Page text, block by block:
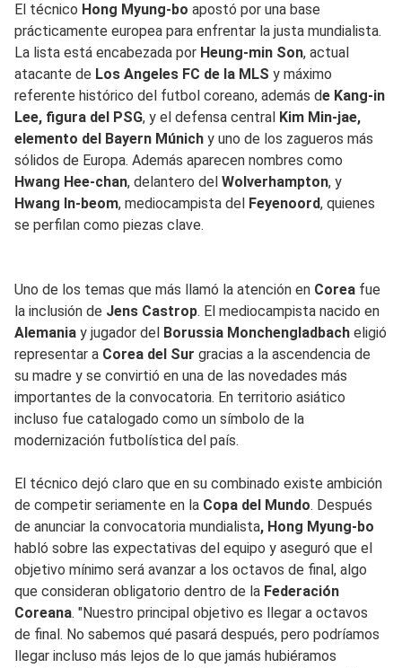
El técnico Hong Myung-bo apostó por una base
prácticamente europea para enfrentar la justa mundialista.
La lista está encabezada por Heung-min Son, actual
atacante de Los Angeles FC de la MLS y máximo
referente histórico del futbol coreano, además de Kang-in
Lee, figura del PSG, y el defensa central Kim Min-jae,
elemento del Bayern Múnich y uno de los zagueros más
sólidos de Europa. Además aparecen nombres como
Hwang Hee-chan, delantero del Wolverhampton, y
Hwang In-beom, mediocampista del Feyenoord, quienes
se perfilan como piezas clave.
Uno de los temas que más llamó la atención en Corea fue
la inclusión de Jens Castrop. El mediocampista nacido en
Alemania y jugador del Borussia Monchengladbach eligió
representar a Corea del Sur gracias a la ascendencia de
su madre y se convirtió en una de las novedades más
importantes de la convocatoria. En territorio asiático
incluso fue catalogado como un símbolo de la
modernización futbolística del país.
El técnico dejó claro que en su combinado existe ambición
de competir seriamente en la Copa del Mundo. Después
de anunciar la convocatoria mundialista, Hong Myung-bo
habló sobre las expectativas del equipo y aseguró que el
objetivo mínimo será avanzar a los octavos de final, algo
que consideran obligatorio dentro de la Federación
Coreana. "Nuestro principal objetivo es llegar a octavos
de final. No sabemos qué pasará después, pero podríamos
llegar incluso más lejos de lo que jamás hubiéramos